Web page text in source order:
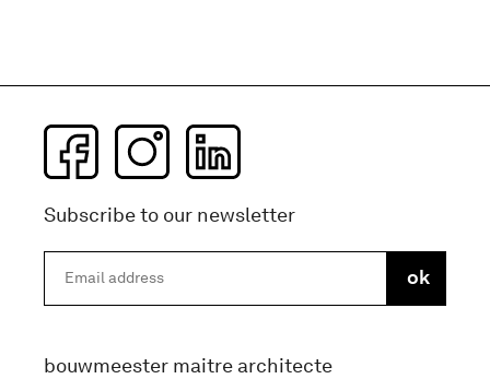
Subscribe to our newsletter
bouwmeester maitre architecte